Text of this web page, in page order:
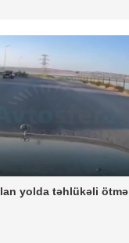
yolda təhlükəli ötmə